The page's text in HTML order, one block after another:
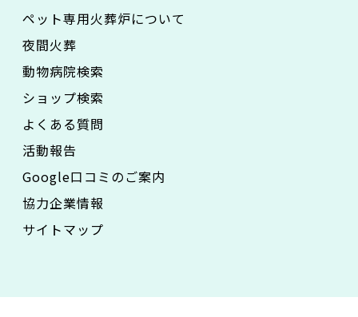
ペット専用火葬炉について
夜間火葬
動物病院検索
ショップ検索
よくある質問
活動報告
Google口コミのご案内
協力企業情報
サイトマップ